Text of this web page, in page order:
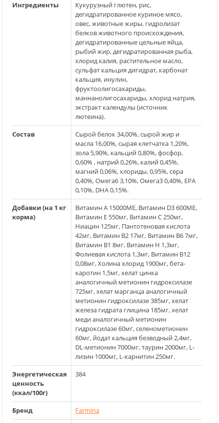
Ингредиенты
Кукурузный глютен, рис,
дегидратированное куриное мясо,
овес, животные жиры, гидролизат
белков животного происхождения,
дегидратированные цельные яйца,
рыбий жир, дегидратированная рыба,
хлорид калия, растительное масло,
сульфат кальция дигидрат, карбонат
кальция, инулин,
фруктоолигосахариды,
маннанолигосахариды, хлорид натрия,
экстракт календулы (источник
лютеина).
Состав
Сырой белок 34,00%, сырой жир и
масла 16,00%, сырая клетчатка 1,20%,
зола 5,90%, кальций 0,80%, фосфор,
0,60% , натрий 0,26%, калий 0,45%,
магний 0,06%, хлориды, 0,95%, сера
0,40%, Омега6 3,10%, Омега3 0,40%, EPA
0,10%, DHA 0,15%.
Добавки (на 1 кг
корма)
Витамин А 15000МЕ, Витамин D3 600МЕ,
Витамин Е 550мг, Витамин С 250мг,
Ниацин 125мг, Пантотеновая кислота
42мг, Витамин В2 17мг, Витамин В6 7мг,
Витамин В1 8мг, Витамин Н 1,3мг,
Фолиевая кислота 1,3мг, Витамин В12
0,08мг, Холина хлорид 1900мг, бета-
каротин 1,5мг, хелат цинка
аналогичный метионин гидроксилазе
725мг, хелат марганца аналогичный
метионин гидроксилазе 385мг, хелат
железа гидрата глицина 185мг, хелат
меди аналогичный метионин
гидроксилазе 60мг, селенометионин
60мг, йодат кальция безводный 2,4мг,
DL-метионин 7000мг, таурин 2000мг, L-
лизин 1000мг, L-карнитин 250мг.
Энергетическая
ценность
(ккал/100г)
384
Бренд
Farmina